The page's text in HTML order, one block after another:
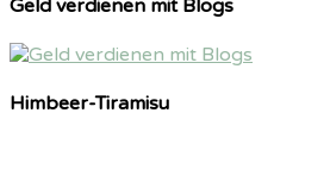
Geld verdienen mit Blogs
Himbeer-Tiramisu